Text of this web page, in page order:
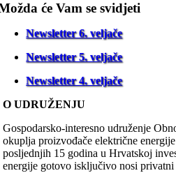
će Vam se svidjeti
Newsletter 6. veljače
Newsletter 5. veljače
Newsletter 4. veljače
O UDRUŽENJU
Gospodarsko-interesno udruženje
okuplja proizvođače električne
posljednjih 15 godina u Hrvatskoj
energije gotovo isključivo nosi privatni